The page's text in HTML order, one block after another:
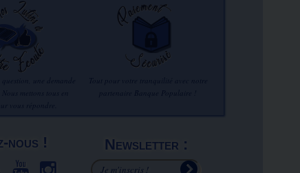
nous ! Newsletter :